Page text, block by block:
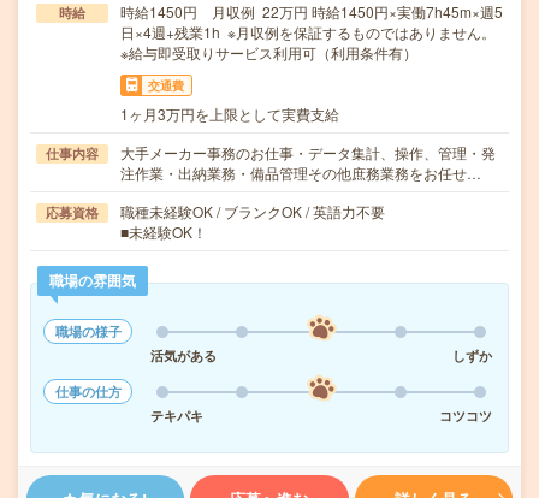
時給
時給1450円 月収例 22万円 時給1450円×実働7h45m×週5
日×4週+残業1h ※月収例を保証するものではありません。
※給与即受取りサービス利用可（利用条件有）
交通費
1ヶ月3万円を上限として実費支給
仕事内容
大手メーカー事務のお仕事・データ集計、操作、管理・発
注作業・出納業務・備品管理その他庶務業務をお任せ…
応募資格
職種未経験OK / ブランクOK / 英語力不要
■未経験OK！
職場の雰囲気
職場の様子
活気がある
しずか
仕事の仕方
テキパキ
コツコツ